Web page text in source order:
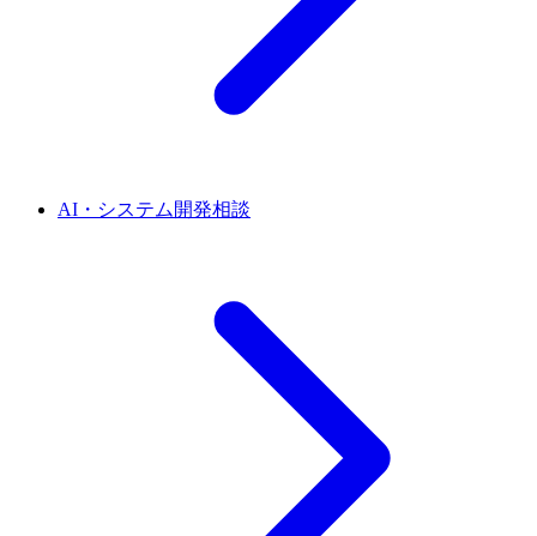
AI・システム開発相談